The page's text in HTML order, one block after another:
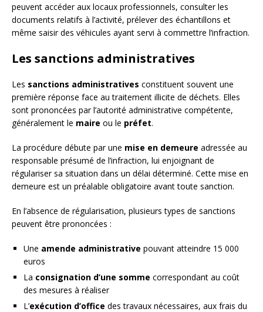
peuvent accéder aux locaux professionnels, consulter les
documents relatifs à l’activité, prélever des échantillons et
même saisir des véhicules ayant servi à commettre l’infraction.
Les sanctions administratives
Les sanctions administratives constituent souvent une
première réponse face au traitement illicite de déchets. Elles
sont prononcées par l’autorité administrative compétente,
généralement le maire ou le préfet.
La procédure débute par une mise en demeure adressée au
responsable présumé de l’infraction, lui enjoignant de
régulariser sa situation dans un délai déterminé. Cette mise en
demeure est un préalable obligatoire avant toute sanction.
En l’absence de régularisation, plusieurs types de sanctions
peuvent être prononcées :
Une amende administrative pouvant atteindre 15 000
euros
La consignation d’une somme correspondant au coût
des mesures à réaliser
L’exécution d’office des travaux nécessaires, aux frais du